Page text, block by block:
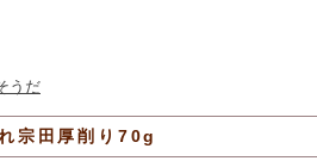
うだ
宗田厚削り70g